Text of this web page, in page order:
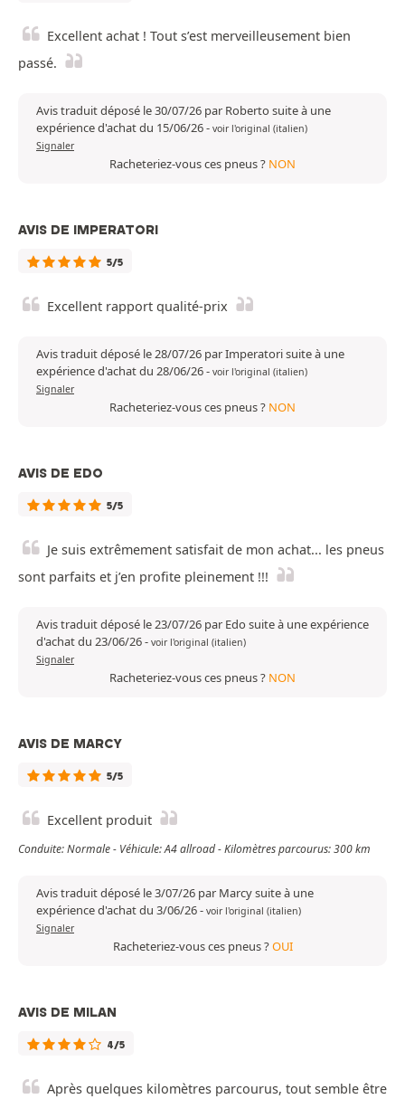
Excellent achat ! Tout s’est merveilleusement bien
passé.
Avis traduit déposé le 30/07/26 par Roberto suite à une
expérience d'achat du 15/06/26- voir l'original (italien)
Signaler
Racheteriez-vous ces pneus ? NON
AVIS DE IMPERATORI
5/5
Excellent rapport qualité-prix
Avis traduit déposé le 28/07/26 par Imperatori suite à une
expérience d'achat du 28/06/26- voir l'original (italien)
Signaler
Racheteriez-vous ces pneus ? NON
AVIS DE EDO
5/5
Je suis extrêmement satisfait de mon achat... les pneus
sont parfaits et j’en profite pleinement !!!
Avis traduit déposé le 23/07/26 par Edo suite à une expérience
d'achat du 23/06/26- voir l'original (italien)
Signaler
Racheteriez-vous ces pneus ? NON
AVIS DE MARCY
5/5
Excellent produit
Conduite: Normale - Véhicule: A4 allroad - Kilomètres parcourus: 300 km
Avis traduit déposé le 3/07/26 par Marcy suite à une
expérience d'achat du 3/06/26- voir l'original (italien)
Signaler
Racheteriez-vous ces pneus ?OUI
AVIS DE MILAN
4/5
Après quelques kilomètres parcourus, tout semble être